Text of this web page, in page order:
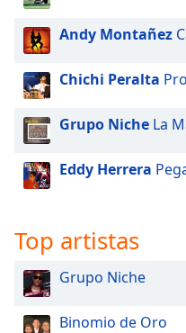
Reset
Done
Close
Modal
End
dialog
window.
Andy Montañez
Chichi Peralta
Grupo Niche La
Eddy Herrera
Top artistas
Grupo Niche
Binomio de Oro